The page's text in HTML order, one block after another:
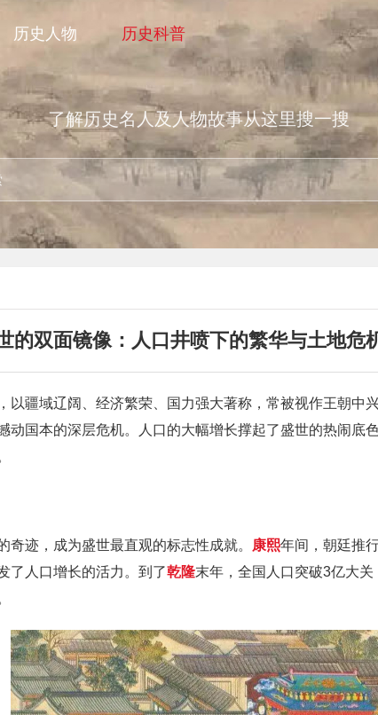
历史人物 历史科普
了解历史名人及人物故事从这里搜一搜
的双面镜像：人口井喷下的繁华与土地危
以疆域辽阔、经济繁荣、国力强大著称，常被视作王朝中
动国本的深层危机。人口的大幅增长撑起了盛世的热闹底
迹，成为盛世最直观的标志性成就。 康熙年间，朝廷推
了人口增长的活力。到了乾隆末年，全国人口突破3亿大